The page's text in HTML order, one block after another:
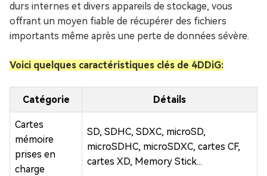
durs internes et divers appareils de stockage, vous
offrant un moyen fiable de récupérer des fichiers
importants même après une perte de données sévère.
Voici quelques caractéristiques clés de 4DDiG:
Catégorie Détails
Cartes
mémoire
prises en
charge
SD, SDHC, SDXC, microSD,
microSDHC, microSDXC, cartes CF,
cartes XD, Memory Stick...